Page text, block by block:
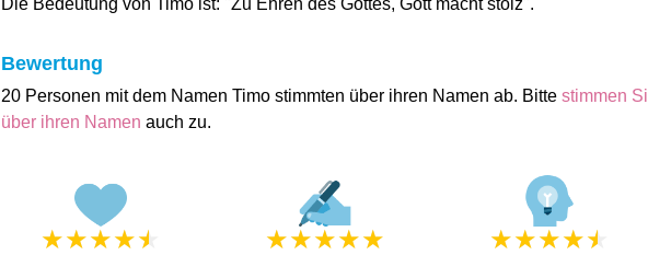
Die Bedeutung von Timo ist: "Zu Ehren des Gottes, Gott macht stolz".
Bewertung
20 Personen mit dem Namen Timo stimmten über ihren Namen ab. Bitte stimmen
über ihren Namen auch zu.
★★★★★ ★★★★★ ★★★★★